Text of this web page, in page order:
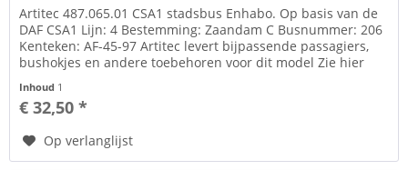
Artitec 487.065.01 CSA1 stadsbus Enhabo. Op basis van de
DAF CSA1 Lijn: 4 Bestemming: Zaandam C Busnummer: 206
Kenteken: AF-45-97 Artitec levert bijpassende passagiers,
bushokjes en andere toebehoren voor dit model Zie hier
Inhoud 1
€ 32,50 *
Op verlanglijst